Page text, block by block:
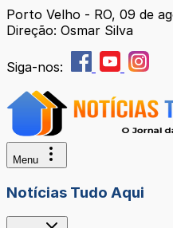
Porto Velho - RO, 09 de
Direção: Osmar Silva
Siga-nos:
Menu
Notícias Tudo Aqui